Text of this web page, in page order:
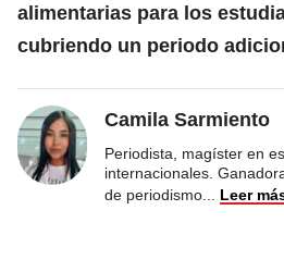
alimentarias para los
cubriendo un periodo
Camila Sarmiento
Periodista, magíster en
internacionales.
de periodismo
Leer